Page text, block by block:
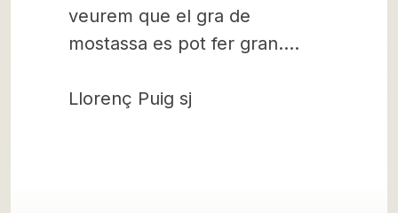
veurem que el gra de
mostassa es pot fer gran….
Llorenç Puig sj